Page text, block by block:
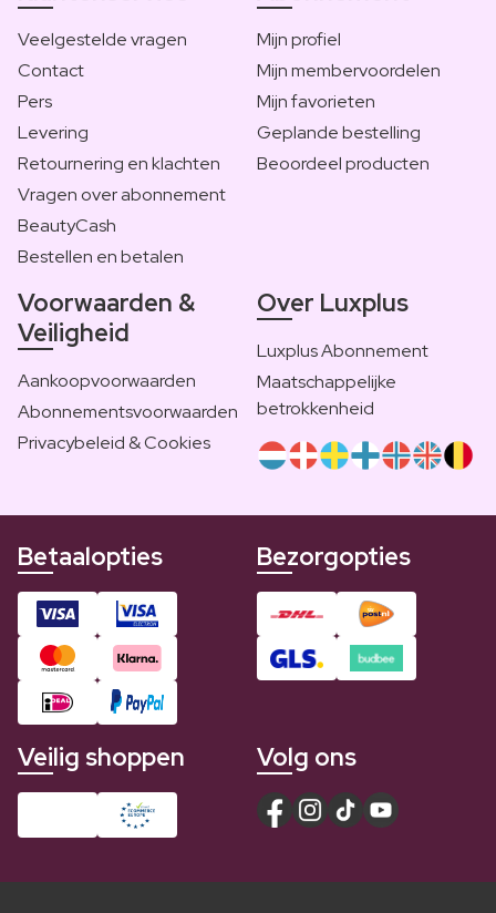
Veelgestelde vragen
Contact
Pers
Levering
Retournering en klachten
Vragen over abonnement
BeautyCash
Bestellen en betalen
Mijn profiel
Mijn membervoordelen
Mijn favorieten
Geplande bestelling
Beoordeel producten
Voorwaarden &
Veiligheid
Aankoopvoorwaarden
Abonnementsvoorwaarden
Privacybeleid & Cookies
Over Luxplus
Luxplus Abonnement
Maatschappelijke
betrokkenheid
Betaalopties Bezorgopties
Veilig shoppen Volg ons